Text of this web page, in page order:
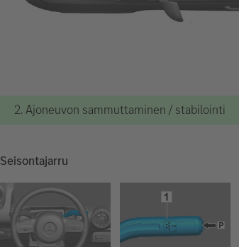
2. Ajoneuvon sammuttaminen / stabilointi
Seisontajarru